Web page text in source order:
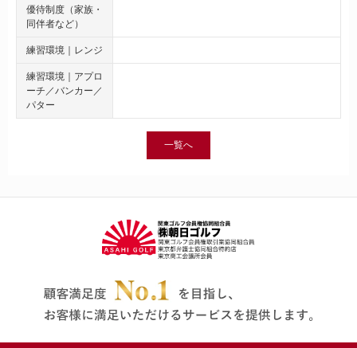
優待制度（家族・
同伴者など）
練習環境｜レンジ
練習環境｜アプロ
ーチ／バンカー／
パター
一覧へ